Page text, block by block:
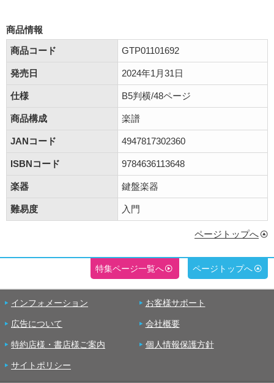
商品情報
商品コード
GTP01101692
発売日 2024年1月31日
仕様 B5判横/48ページ
商品構成 楽譜
JANコード 4947817302360
ISBNコード 9784636113648
楽器 鍵盤楽器
難易度 入門
ページトップへ
特集ページ一覧へ ページトップへ
インフォメーション お客様サポート
広告について 会社概要
特約店様・書店様ご案内 個人情報保護方針
サイトポリシー